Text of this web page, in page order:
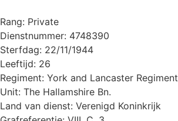
Rang: Private
Dienstnummer: 4748390
Sterfdag: 22/11/1944
Leeftijd: 26
Regiment: York and Lancaster Regiment
Unit: The Hallamshire Bn.
Land van dienst: Verenigd Koninkrijk